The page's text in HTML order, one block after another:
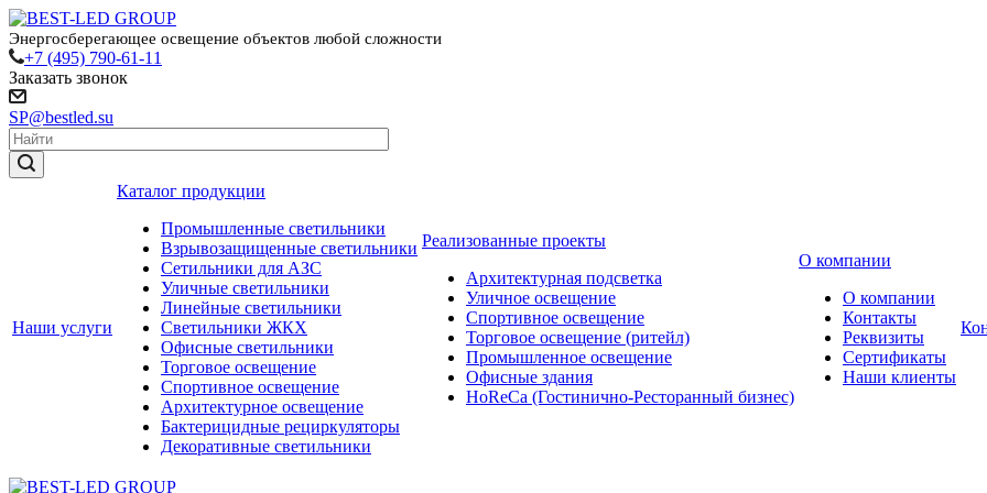
Энергосберегающее освещение объектов любой сложности
+7 (495) 790-61-11
Заказать звонок
SP@bestled.su
Наши услуги
Каталог продукции
Промышленные светильники
Взрывозащищенные светильники
Сетильники для АЗС
Уличные светильники
Линейные светильники
Светильники ЖКХ
Офисные светильники
Торговое освещение
Спортивное освещение
Архитектурное освещение
Бактерицидные рециркуляторы
Декоративные светильники
Реализованные проекты
Архитектурная подсветка
Уличное освещение
Спортивное освещение
Торговое освещение (ритейл)
Промышленное освещение
Офисные здания
HoReCa (Гостинично-Ресторанный бизнес)
О компании
О компании
Контакты
Реквизиты
Сертификаты
Наши клиенты